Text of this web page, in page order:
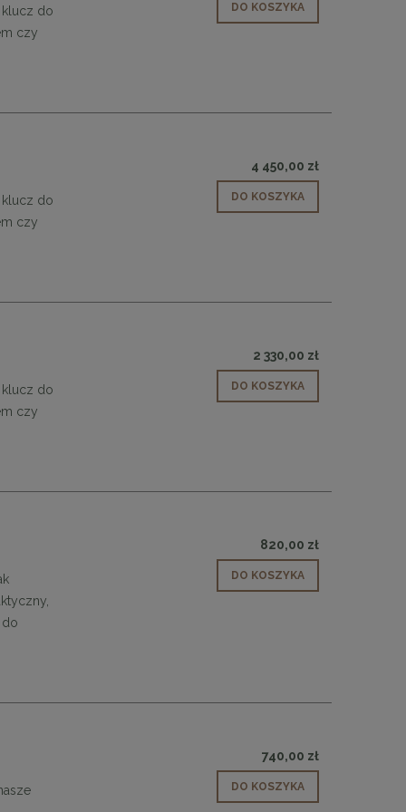
klucz do
czy
DO KOSZYKA
klucz do
czy
4 450,00 zł
DO KOSZYKA
klucz do
czy
2 330,00 zł
DO KOSZYKA
820,00 zł
DO KOSZYKA
740,00 zł
DO KOSZYKA